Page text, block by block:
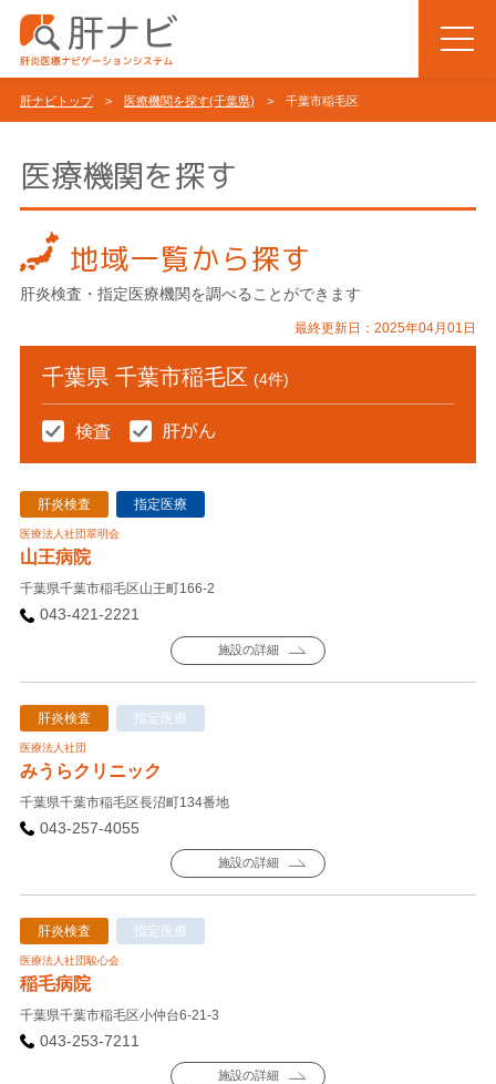
肝ナビトップ> 医療機関を探す(千葉県) > 千葉市稲毛区
医療機関を探す
地域一覧から探す
肝炎検査・指定医療機関を調べることができます
最終更新日：2025年04月01日
千葉県 千葉市稲毛区 (4件)
肝炎検査 指定医療
医療法人社団翠明会
山王病院
千葉県千葉市稲毛区山王町166-2
043-421-2221
施設の詳細
肝炎検査 指定医療
医療法人社団
みうらクリニック
千葉県千葉市稲毛区長沼町134番地
043-257-4055
施設の詳細
肝炎検査 指定医療
医療法人社団駿心会
稲毛病院
千葉県千葉市稲毛区小仲台6-21-3
043-253-7211
施設の詳細